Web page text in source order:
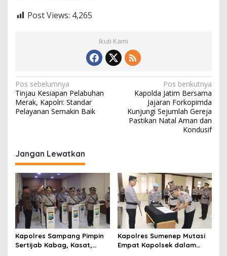
Post Views: 4,265
Ikuti Kami
N
a
v
a
s
i
p
o
s
Pos sebelumnya
Tinjau Kesiapan Pelabuhan
Merak, Kapolri: Standar
Pelayanan Semakin Baik
Pos berikutnya
Kapolda Jatim Bersama
Jajaran Forkopimda
Kunjungi Sejumlah Gereja
Pastikan Natal Aman dan
Kondusif
Jangan Lewatkan
Kapolres Sampang Pimpin
Sertijab Kabag, Kasat,
Kapolres Sumenep Mutasi
Empat Kapolsek dalam